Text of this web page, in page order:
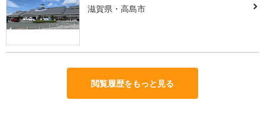
滋賀県・高島市
閲覧履歴をもっと見る